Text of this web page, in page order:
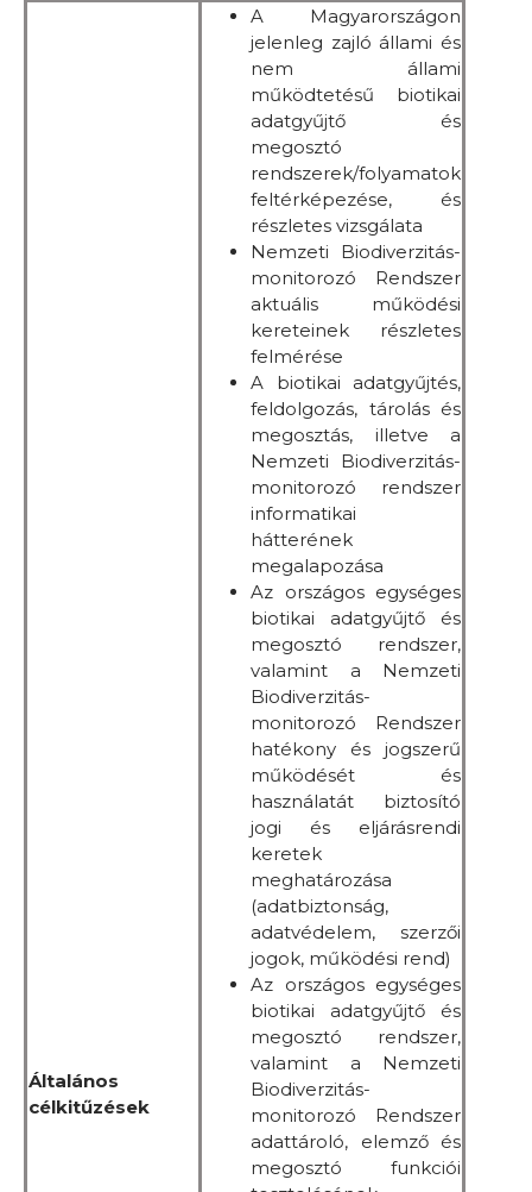
Általános
célkitűzések
A Magyarországon
jelenleg zajló állami és
nem állami
működtetésű biotikai
adatgyűjtő és
megosztó
rendszerek/folyamatok
feltérképezése, és
részletes vizsgálata
Nemzeti Biodiverzitás-
monitorozó Rendszer
aktuális működési
kereteinek részletes
felmérése
A biotikai adatgyűjtés,
feldolgozás, tárolás és
megosztás, illetve a
Nemzeti Biodiverzitás-
monitorozó rendszer
informatikai
hátterének
megalapozása
Az országos egységes
biotikai adatgyűjtő és
megosztó rendszer,
valamint a Nemzeti
Biodiverzitás-
monitorozó Rendszer
hatékony és jogszerű
működését és
használatát biztosító
jogi és eljárásrendi
keretek
meghatározása
(adatbiztonság,
adatvédelem, szerzői
jogok, működési rend)
Az országos egységes
biotikai adatgyűjtő és
megosztó rendszer,
valamint a Nemzeti
Biodiverzitás-
monitorozó Rendszer
adattároló, elemző és
megosztó funkciói